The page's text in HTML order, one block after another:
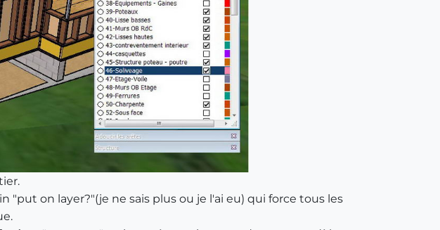
on layer?"(je ne sais plus ou je l'ai eu) qui force tous les